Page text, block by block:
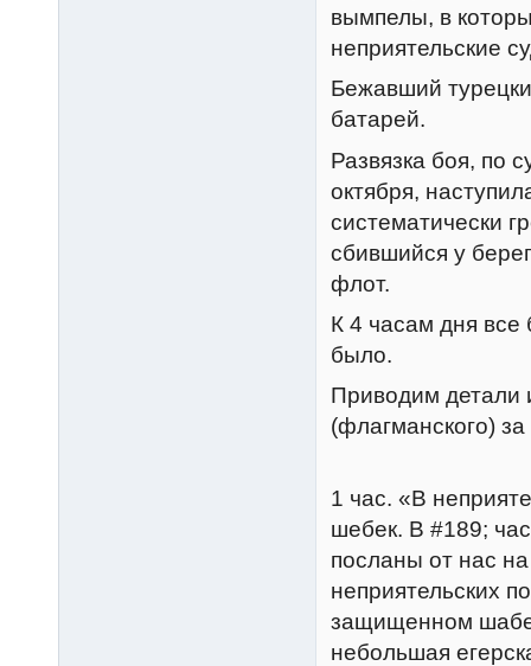
вымпелы, в
неприятельские
Бежавший
батарей.
Развязка боя, по
октября,
систематически
сбившийся у
флот.
К 4 часам дня все
было.
Приводим детали
(флагманского) за
1 час. «В
шебек. В #189;
посланы от нас
неприятельских
защищенном
небольшая